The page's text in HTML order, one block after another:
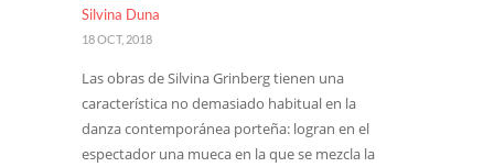
Silvina Duna
18 OCT, 2018
Las obras de Silvina Grinberg tienen una
característica no demasiado habitual en la
danza contemporánea porteña: logran en el
espectador una mueca en la que se mezcla la